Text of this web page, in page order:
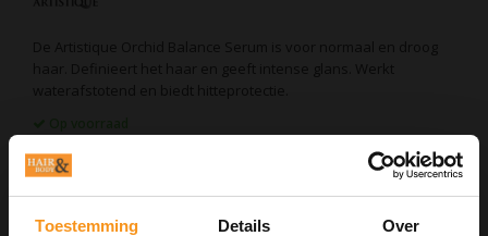
Toestemming Details Over
EAN Code: